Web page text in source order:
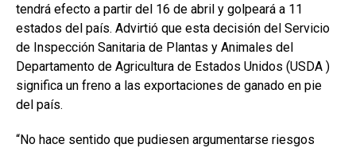
tendrá efecto a partir del 16 de abril y golpeará a 11
estados del país. Advirtió que esta decisión del Servicio
de Inspección Sanitaria de Plantas y Animales del
Departamento de Agricultura de Estados Unidos (USDA )
significa un freno a las exportaciones de ganado en pie
del país.
“No hace sentido que pudiesen argumentarse riesgos